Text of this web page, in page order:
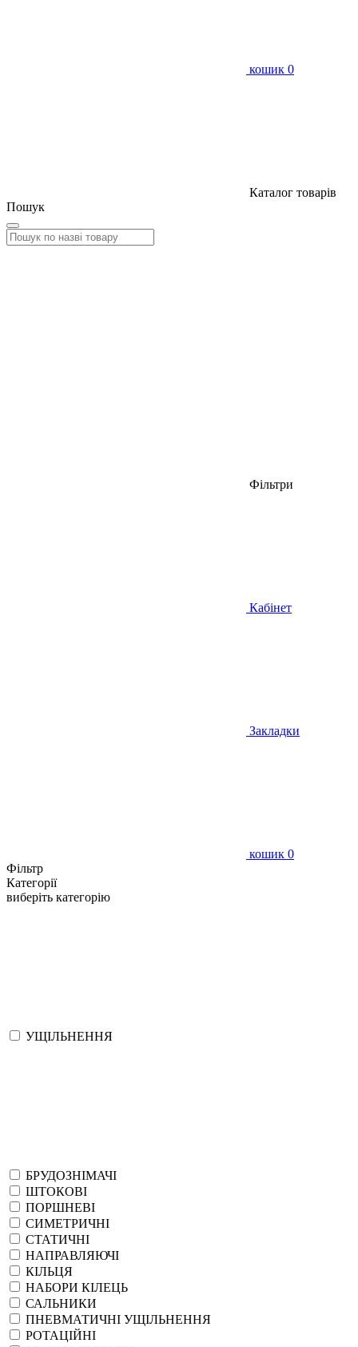
кошик 0
Каталог товарів
Пошук
Фільтри
Кабінет
Закладки
кошик 0
Фільтр
Категорії
виберіть категорію
УЩІЛЬНЕННЯ
БРУДОЗНІМАЧІ
ШТОКОВІ
ПОРШНЕВІ
СИМЕТРИЧНІ
СТАТИЧНІ
НАПРАВЛЯЮЧІ
КІЛЬЦЯ
НАБОРИ КІЛЕЦЬ
САЛЬНИКИ
ПНЕВМАТИЧНІ УЩІЛЬНЕННЯ
РОТАЦІЙНІ